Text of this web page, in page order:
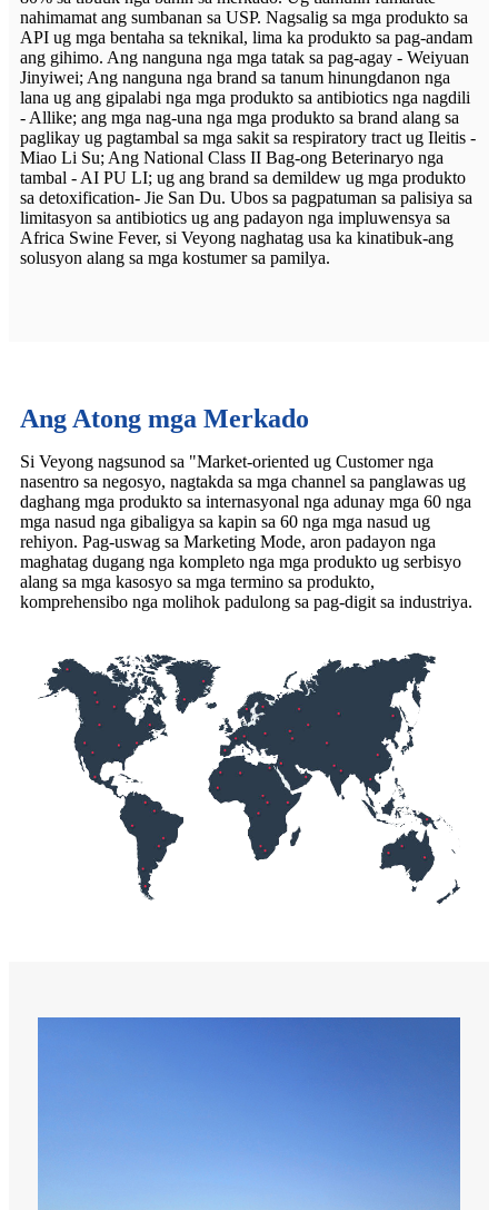
nahimamat ang sumbanan sa USP. Nagsalig sa mga produkto sa
API ug mga bentaha sa teknikal, lima ka produkto sa pag-andam
ang gihimo. Ang nanguna nga mga tatak sa pag-agay - Weiyuan
Jinyiwei; Ang nanguna nga brand sa tanum hinungdanon nga
lana ug ang gipalabi nga mga produkto sa antibiotics nga nagdili
- Allike; ang mga nag-una nga mga produkto sa brand alang sa
paglikay ug pagtambal sa mga sakit sa respiratory tract ug Ileitis -
Miao Li Su; Ang National Class II Bag-ong Beterinaryo nga
tambal - AI PU LI; ug ang brand sa demildew ug mga produkto
sa detoxification- Jie San Du. Ubos sa pagpatuman sa palisiya sa
limitasyon sa antibiotics ug ang padayon nga impluwensya sa
Africa Swine Fever, si Veyong naghatag usa ka kinatibuk-ang
solusyon alang sa mga kostumer sa pamilya.
Ang Atong mga Merkado
Si Veyong nagsunod sa "Market-oriented ug Customer nga
nasentro sa negosyo, nagtakda sa mga channel sa panglawas ug
daghang mga produkto sa internasyonal nga adunay mga 60 nga
mga nasud nga gibaligya sa kapin sa 60 nga mga nasud ug
rehiyon. Pag-uswag sa Marketing Mode, aron padayon nga
maghatag dugang nga kompleto nga mga produkto ug serbisyo
alang sa mga kasosyo sa mga termino sa produkto,
komprehensibo nga molihok padulong sa pag-digit sa industriya.